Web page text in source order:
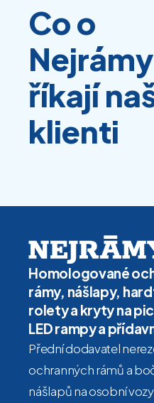
Co o
říkají
klienti
Homologované
rámy, nášlapy,
rolety a kryty na
LED rampy a
Přední dodavatel
ochranných rámů a
nášlapů na osobní